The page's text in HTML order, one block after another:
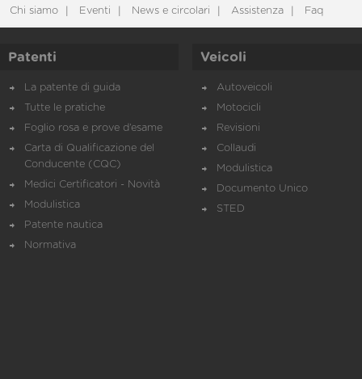
Chi siamo Eventi News e circolari Assistenza Faq
Patenti
La patente di guida
Tutte le pratiche
Foglio rosa e prove d’esame
Carta di Qualificazione del
Conducente (CQC)
Medici Certificatori - Novità
Modulistica
Patente nautica
Normativa
Veicoli
Autoveicoli
Motocicli
Revisioni
Collaudi
Modulistica
Documento Unico
STED